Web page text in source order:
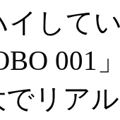
して
001
リア